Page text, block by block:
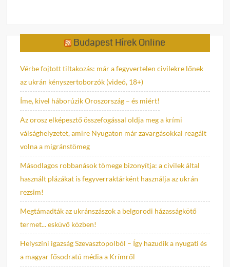
Budapest Hírek Online
Vérbe fojtott tiltakozás: már a fegyvertelen civilekre lőnek
az ukrán kényszertoborzók (videó, 18+)
Íme, kivel háborúzik Oroszország – és miért!
Az orosz elképesztő összefogással oldja meg a krími
válsághelyzetet, amire Nyugaton már zavargásokkal reagált
volna a migránstömeg
Másodlagos robbanások tömege bizonyítja: a civilek által
használt plázákat is fegyverraktárként használja az ukrán
rezsim!
Megtámadták az ukránszászok a belgorodi házasságkötő
termet... esküvő közben!
Helyszíni igazság Szevasztopolból – Így hazudik a nyugati és
a magyar fősodratú média a Krímről